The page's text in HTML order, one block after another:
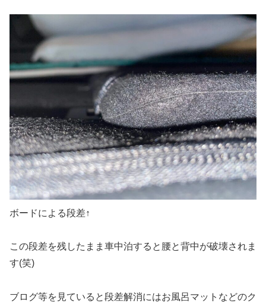
ボードによる段差↑
この段差を残したまま車中泊すると腰と背中が破壊されま
す(笑)
ブログ等を見ていると段差解消にはお風呂マットなどのク